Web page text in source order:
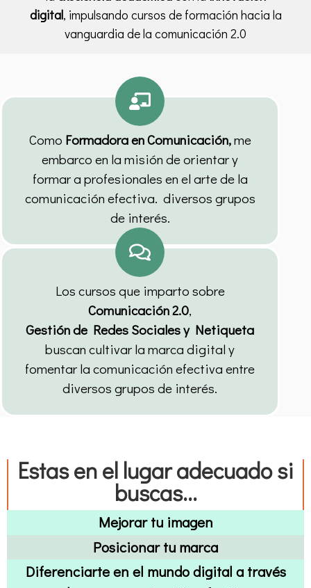
digital, impulsando cursos de formación hacia la
vanguardia de la comunicación 2.0
Como Formadora en Comunicación,me
embarco en la misión de orientar y
formar a profesionales en el arte de la
comunicación efectiva. diversos grupos
de interés.
Los cursos que imparto sobre
Comunicación 2.0,
Gestión de Redes Sociales y Netiqueta
buscan cultivar la marca digital y
fomentar la comunicación efectiva entre
diversos grupos de interés.
Estas en el lugar adecuado si
buscas...
Mejorar tu imagen
Posicionar tu marca
Diferenciarte en el mundo digital a través